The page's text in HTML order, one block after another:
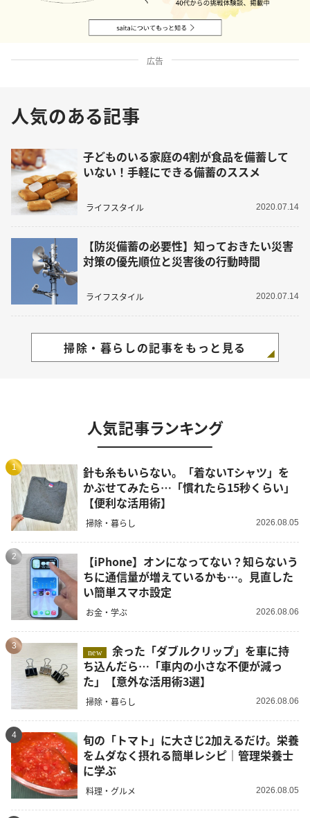
広告
人気のある記事
子どものいる家庭の4割が食品を備蓄して
いない！手軽にできる備蓄のススメ
ライフスタイル 2020.07.14
【防災備蓄の必要性】知っておきたい災害
対策の優先順位と災害後の行動時間
ライフスタイル 2020.07.14
掃除・暮らしの記事をもっと見る
人気記事ランキング
1
針も糸もいらない。「着ないTシャツ」を
かぶせてみたら…「慣れたら15秒くらい」
【便利な活用術】
掃除・暮らし 2026.08.05
2
【iPhone】オンになってない？知らないう
ちに通信量が増えているかも…。見直した
い簡単スマホ設定
お金・学ぶ 2026.08.06
3
new
余った「ダブルクリップ」を車に持
ち込んだら…「車内の小さな不便が減っ
た」【意外な活用術3選】
掃除・暮らし 2026.08.06
4
旬の「トマト」に大さじ2加えるだけ。栄養
をムダなく摂れる簡単レシピ｜管理栄養士
に学ぶ
料理・グルメ 2026.08.05